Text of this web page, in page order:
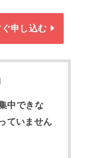
申し込む
中できな
ていません